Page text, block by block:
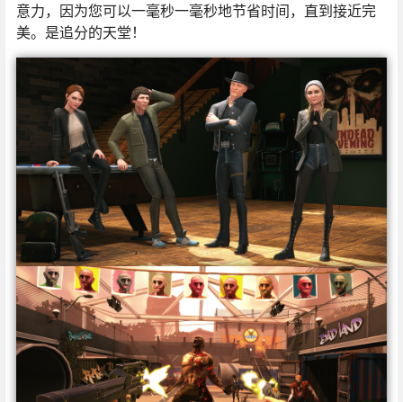
意力，因为您可以一毫秒一毫秒地节省时间，直到接近完
美。是追分的天堂！